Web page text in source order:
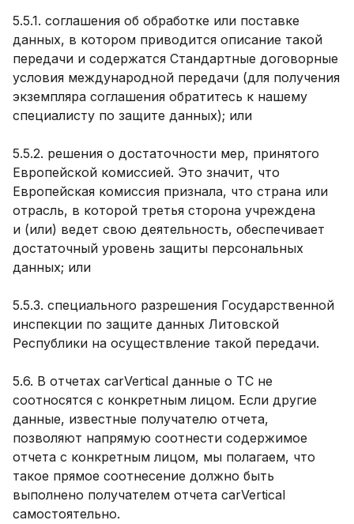
5.5.1. соглашения об обработке или поставке
данных, в котором приводится описание такой
передачи и содержатся Стандартные договорные
условия международной передачи (для получения
экземпляра соглашения обратитесь к нашему
специалисту по защите данных); или
5.5.2. решения о достаточности мер, принятого
Европейской комиссией. Это значит, что
Европейская комиссия признала, что страна или
отрасль, в которой третья сторона учреждена
и (или) ведет свою деятельность, обеспечивает
достаточный уровень защиты персональных
данных; или
5.5.3. специального разрешения Государственной
инспекции по защите данных Литовской
Республики на осуществление такой передачи.
5.6. В отчетах carVertical данные о ТС не
соотносятся с конкретным лицом. Если другие
данные, известные получателю отчета,
позволяют напрямую соотнести содержимое
отчета с конкретным лицом, мы полагаем, что
такое прямое соотнесение должно быть
выполнено получателем отчета carVertical
самостоятельно.